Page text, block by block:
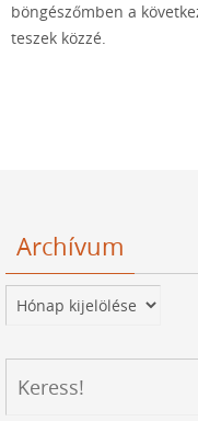
böngészőmben a
teszek közzé.
Archívum
Archívum